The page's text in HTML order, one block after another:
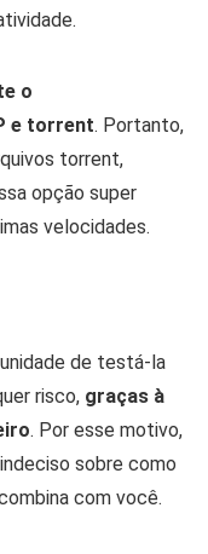
o
e torrent. Portanto,
torrent,
opção super
velocidades.
de testá-la
risco, graças à
. Por esse motivo,
sobre como
com você.